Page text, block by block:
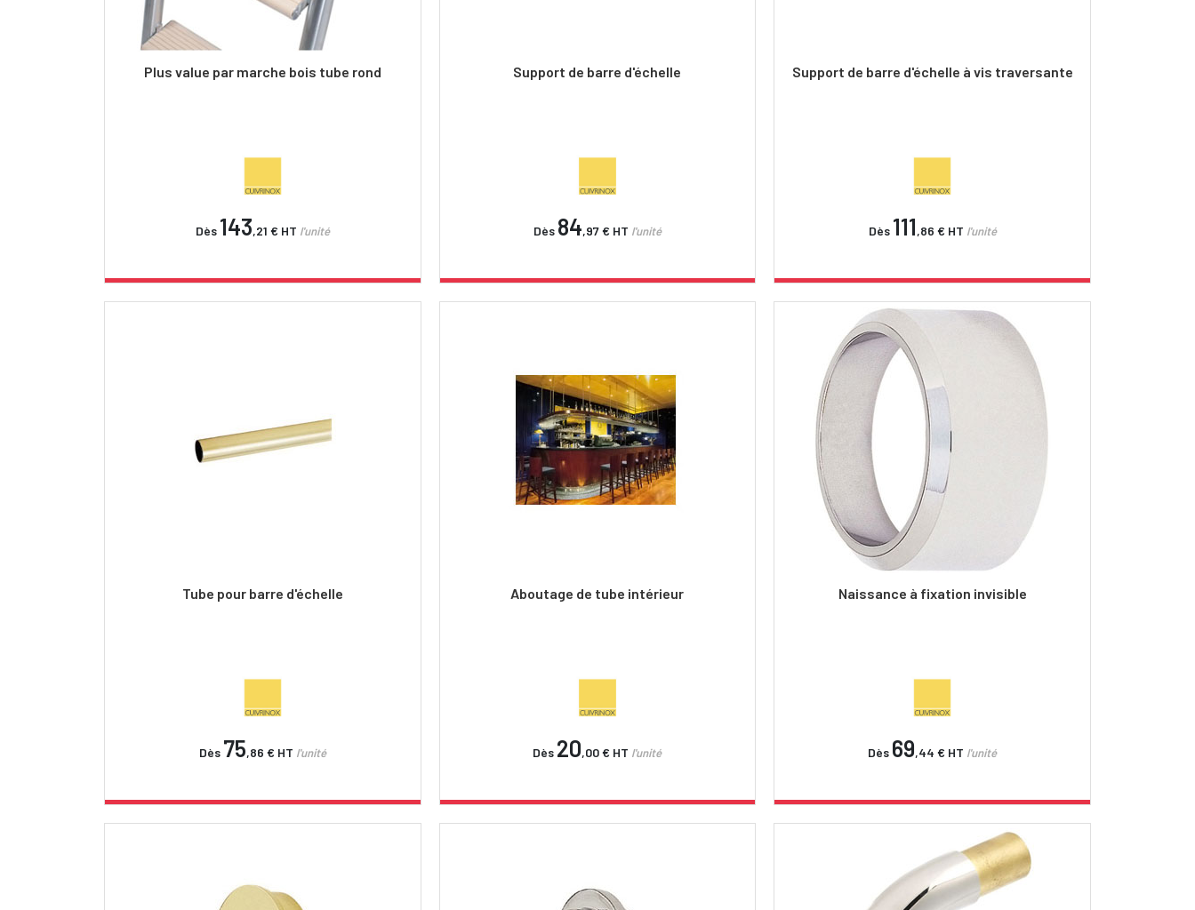
Plus value par marche bois tube rond
Dès 143,21 € HT l'unité
Support de barre d'échelle
Dès 84,97 € HT l'unité
Support de barre d'échelle à vis traversante
Dès 111,86 € HT l'unité
Tube pour barre d'échelle
Dès 75,86 € HT l'unité
Aboutage de tube intérieur
Dès 20,00 € HT l'unité
Naissance à fixation invisible
Dès 69,44 € HT l'unité